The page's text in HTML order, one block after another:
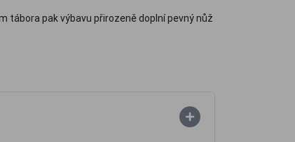
tábora pak výbavu přirozeně doplní pevný nůž